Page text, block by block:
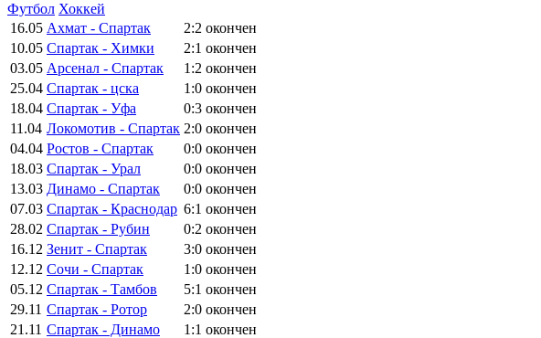
Футбол Хоккей
16.05 Ахмат - Спартак 2:2 окончен
10.05 Спартак - Химки 2:1 окончен
03.05 Арсенал - Спартак 1:2 окончен
25.04 Спартак - цска 1:0 окончен
18.04 Спартак - Уфа 0:3 окончен
11.04 Локомотив - Спартак 2:0 окончен
04.04 Ростов - Спартак 0:0 окончен
18.03 Спартак - Урал 0:0 окончен
13.03 Динамо - Спартак 0:0 окончен
07.03 Спартак - Краснодар 6:1 окончен
28.02 Спартак - Рубин 0:2 окончен
16.12 Зенит - Спартак 3:0 окончен
12.12 Сочи - Спартак 1:0 окончен
05.12 Спартак - Тамбов 5:1 окончен
29.11 Спартак - Ротор 2:0 окончен
21.11 Спартак - Динамо 1:1 окончен